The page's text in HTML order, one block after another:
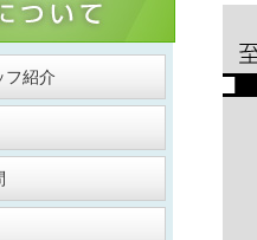
フ紹介